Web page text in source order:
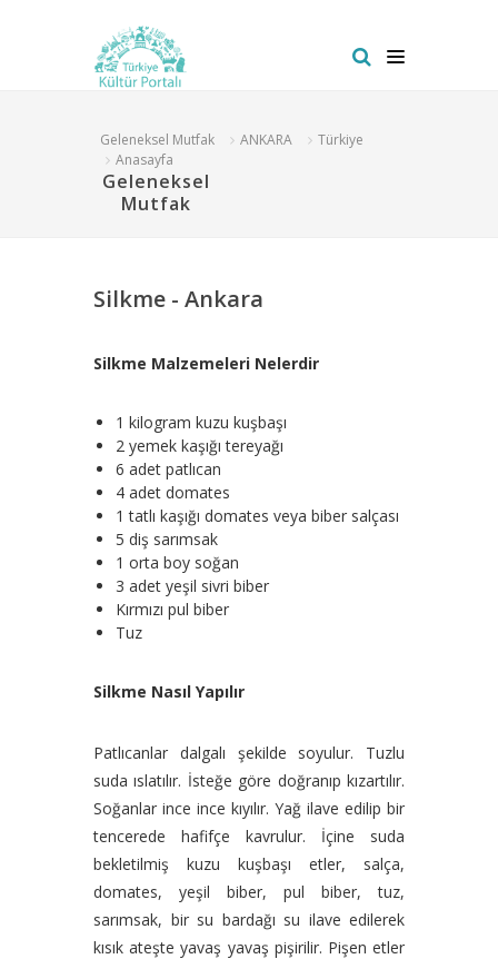
Geleneksel Mutfak ANKARA
Türkiye
Anasayfa
Geleneksel
Mutfak
Silkme - Ankara
Silkme Malzemeleri Nelerdir
1 kilogram kuzu kuşbaşı
2 yemek kaşığı tereyağı
6 adet patlıcan
4 adet domates
1 tatlı kaşığı domates veya biber salçası
5 diş sarımsak
1 orta boy soğan
3 adet yeşil sivri biber
Kırmızı pul biber
Tuz
Silkme Nasıl Yapılır
Patlıcanlar dalgalı şekilde soyulur. Tuzlu
suda ıslatılır. İsteğe göre doğranıp kızartılır.
Soğanlar ince ince kıyılır. Yağ ilave edilip bir
tencerede hafifçe kavrulur. İçine suda
bekletilmiş kuzu kuşbaşı etler, salça,
domates, yeşil biber, pul biber, tuz,
sarımsak, bir su bardağı su ilave edilerek
kısık ateşte yavaş yavaş pişirilir. Pişen etler